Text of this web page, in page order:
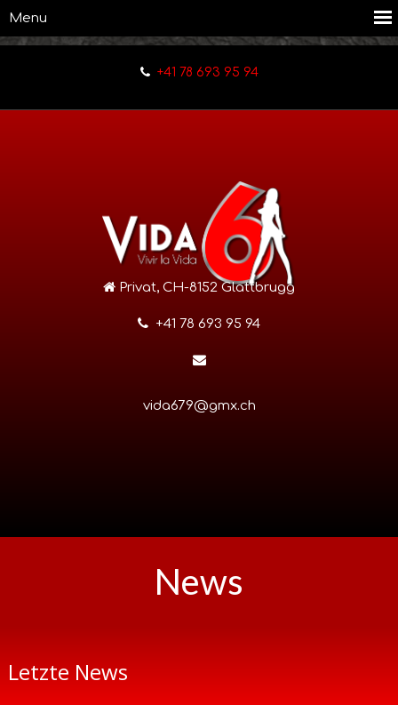
+41 78 693 95 94
Privat, CH-8152 Glattbrugg
+41 78 693 95 94
vida679@gmx.ch
News
Letzte News